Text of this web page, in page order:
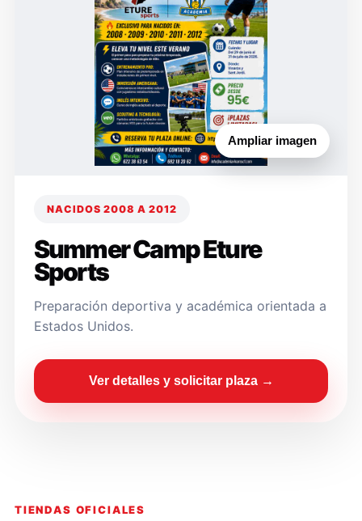
Ampliar imagen
NACIDOS 2008 A 2012
Summer Camp Eture
Sports
Preparación deportiva y académica orientada a
Estados Unidos.
Ver detalles y solicitar plaza →
TIENDAS OFICIALES